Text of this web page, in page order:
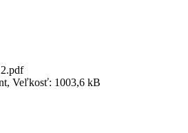
Veľkosť: 1003,6 kB